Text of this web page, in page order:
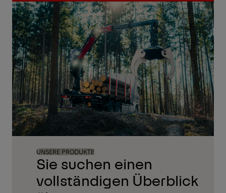
Sie suchen einen
vollständigen Überblick
UNSERE PRODUKTE